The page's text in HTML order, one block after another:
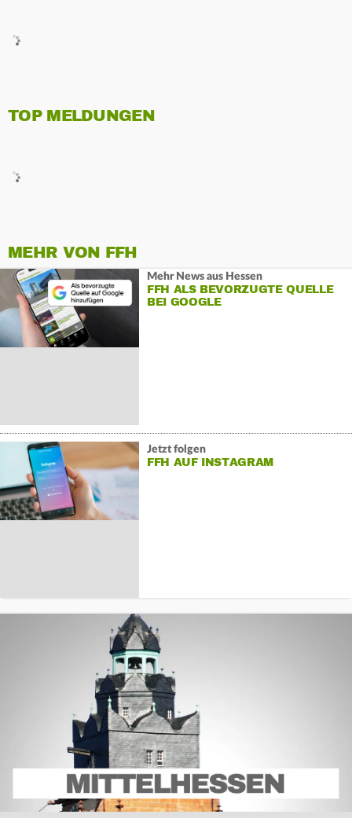
TOP MELDUNGEN
MEHR VON FFH
Mehr News aus Hessen
FFH ALS BEVORZUGTE QUELLE
BEI GOOGLE
Jetzt folgen
FFH AUF INSTAGRAM